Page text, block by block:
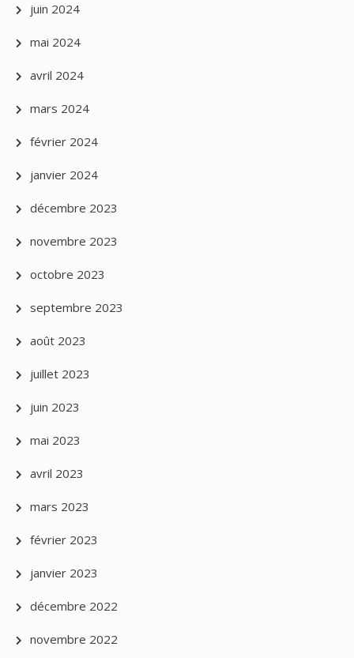
juin 2024
mai 2024
avril 2024
mars 2024
février 2024
janvier 2024
décembre 2023
novembre 2023
octobre 2023
septembre 2023
août 2023
juillet 2023
juin 2023
mai 2023
avril 2023
mars 2023
février 2023
janvier 2023
décembre 2022
novembre 2022